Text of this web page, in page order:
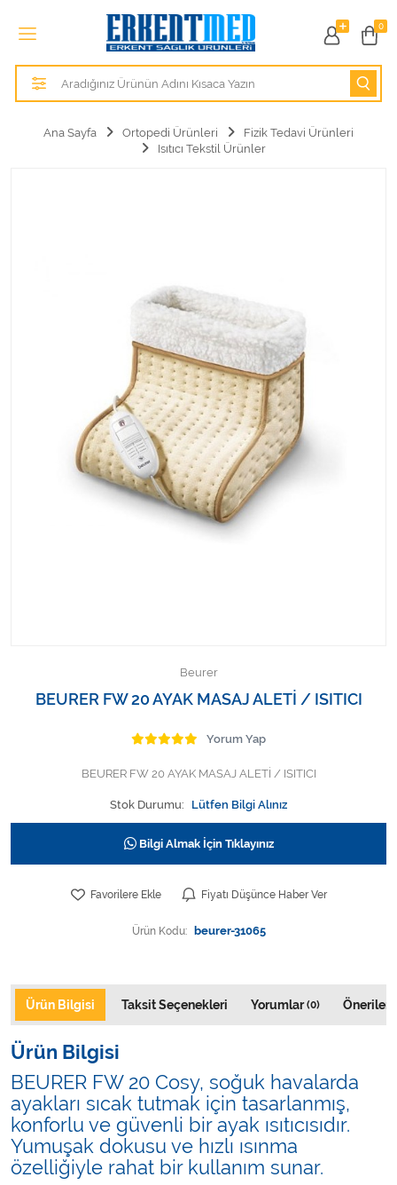
0
Tüm Kategoriler
Alezler
Anne ve Bebek Sağlığı
Kişisel Bakım ve Sağlık
Kişisel Bakım ve Sağlık
Medikal Teksil
Ortopedi Ürünleri
Tüm Kategorileri Gör
Ana Sayfa Ortopedi Ürünleri
Fizik Tedavi Ürünleri
Isıtıcı Tekstil Ürünler
Beurer
BEURER FW 20 AYAK MASAJ ALETİ / ISITICI
Yorum Yap
BEURER FW 20 AYAK MASAJ ALETİ / ISITICI
Stok Durumu: Lütfen Bilgi Alınız
Bilgi Almak İçin Tıklayınız
Favorilere Ekle Fiyatı Düşünce Haber Ver
Ürün Kodu: beurer-31065
Ürün Bilgisi Taksit Seçenekleri Yorumlar(0)
Ürün Bilgisi
BEURER FW 20 Cosy, soğuk havalarda
ayakları sıcak tutmak için tasarlanmış,
konforlu ve güvenli bir ayak ısıtıcısıdır.
Yumuşak dokusu ve hızlı ısınma
özelliğiyle rahat bir kullanım sunar.